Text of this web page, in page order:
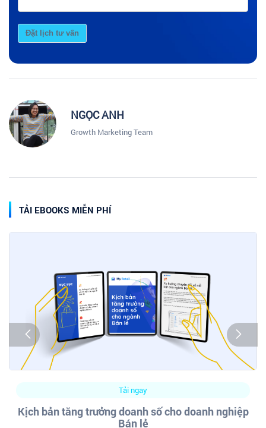
Đặt lịch tư vấn
NGỌC ANH
Growth Marketing Team
TẢI EBOOKS MIỄN PHÍ
Tải ngay
Kịch bản tăng trưởng doanh số cho doanh nghiệp
Bán lẻ